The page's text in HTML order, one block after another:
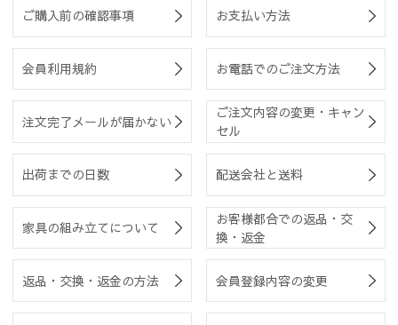
ご購入前の確認事項 お支払い方法
会員利用規約 お電話でのご注文方法
注文完了メールが届かない
ご注文内容の変更・キャン
セル
出荷までの日数 配送会社と送料
家具の組み立てについて
お客様都合での返品・交
換・返金
返品・交換・返金の方法 会員登録内容の変更